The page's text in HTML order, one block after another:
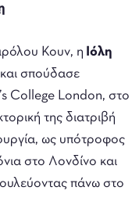
Κουν, η Ιόλη
σπούδασε
College London, στο
της διατριβή
ως υπότροφος
στο Λονδίνο και
πάνω στο